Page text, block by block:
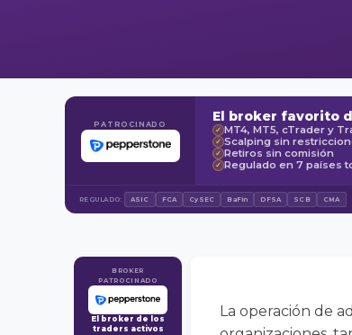
PATROCINADO El broker favorito
✓ MT4, MT5, cTrader y
✓ Scalping sin
✓ Retiros sin comisión
✓ Regulado en 7 países
REGULADO: ASIC FCA CySEC BaFin DFSA SCB CMA
BROKER
PATROCINADO
El broker de los
traders activos
La operación de